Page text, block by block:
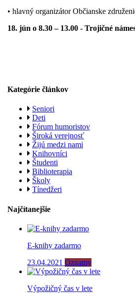
• hlavný organizátor Občianske
18. jún o 8.30 – 13.00 - Trojičné
Kategórie článkov
Seniori
Deti
Fórum humoristov
Široká verejnosť
Žijú medzi nami
Knihovníci
Študenti
Biblioterapia
Školy
Tínedžeri
Najčítanejšie
E-knihy zadarmo
23.04.2021 Oznamy
Výpožičný čas v lete